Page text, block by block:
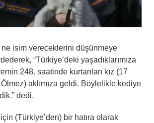
isim vereceklerini düşünmeye
“Türkiye’deki yaşadıklarımıza
248. saatinde kurtarılan kız (17
aklımıza geldi. Böylelikle kediye
dedi.
(Türkiye’den) bir hatıra olarak